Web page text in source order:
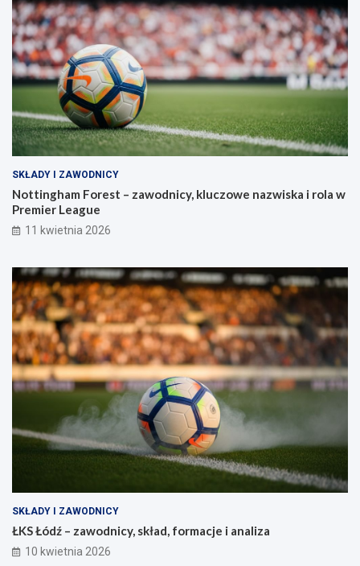
SKŁADY I ZAWODNICY
Nottingham Forest – zawodnicy, kluczowe nazwiska i rola w
Premier League
11 kwietnia 2026
SKŁADY I ZAWODNICY
ŁKS Łódź – zawodnicy, skład, formacje i analiza
10 kwietnia 2026